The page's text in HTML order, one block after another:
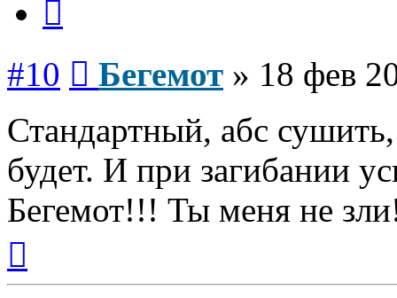
#10 Бегемот » 18 фев
Стандартный, абс
будет. И при загибании
Бегемот!!! Ты меня не
началу